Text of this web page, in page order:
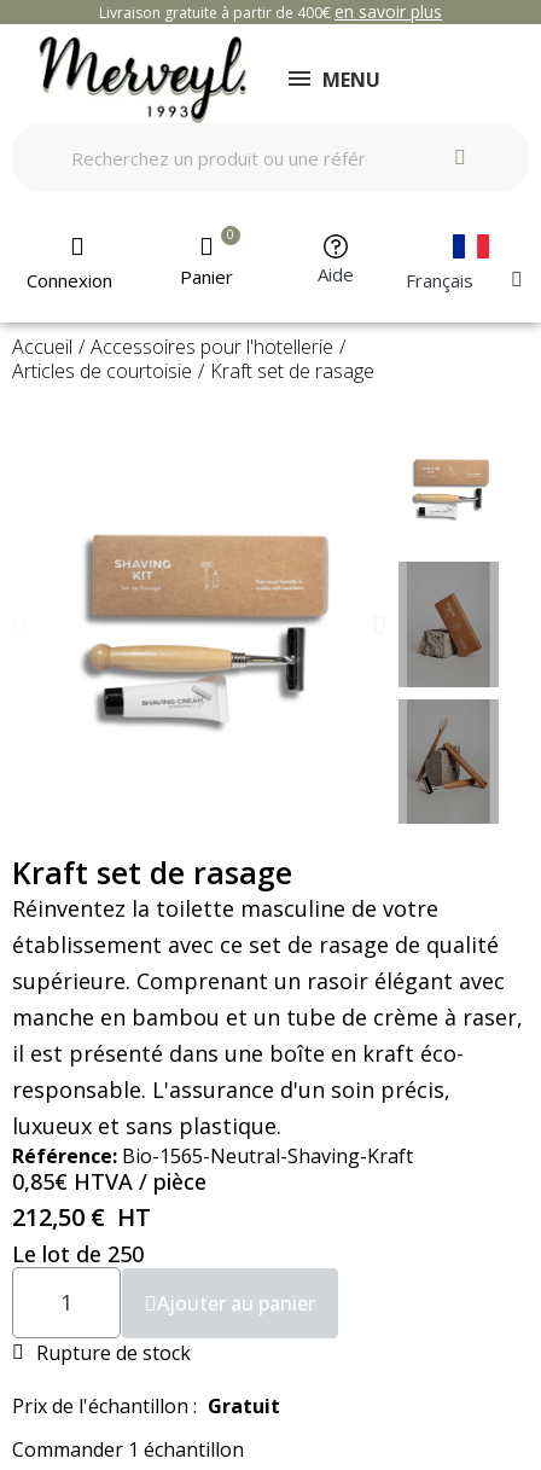
Livraison gratuite à partir de 400€ en savoir plus
MENU
Connexion Panier Aide Français
Accueil
Accessoires pour l'hotellerie
Articles de courtoisie
Kraft set de rasage
Kraft set de rasage
Réinventez la toilette masculine de votre
établissement avec ce set de rasage de qualité
supérieure. Comprenant un rasoir élégant avec
manche en bambou et un tube de crème à raser,
il est présenté dans une boîte en kraft éco-
responsable. L'assurance d'un soin précis,
luxueux et sans plastique.
Référence Bio-1565-Neutral-Shaving-Kraft
0,85€ HTVA / pièce
212,50 € HT
Le lot de 250
Ajouter au panier
Rupture de stock
Prix ​​de l'échantillon : Gratuit
Commander 1 échantillon